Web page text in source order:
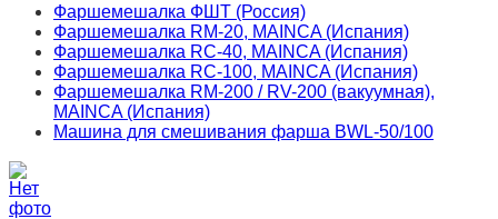
Фаршемешалка ФШТ (Россия)
Фаршемешалка RM-20, MAINCA (Испания)
Фаршемешалка RC-40, MAINCA (Испания)
Фаршемешалка RC-100, MAINCA (Испания)
Фаршемешалка RM-200 / RV-200 (вакуумная),
MAINCA (Испания)
Машина для смешивания фарша ВWL-50/100